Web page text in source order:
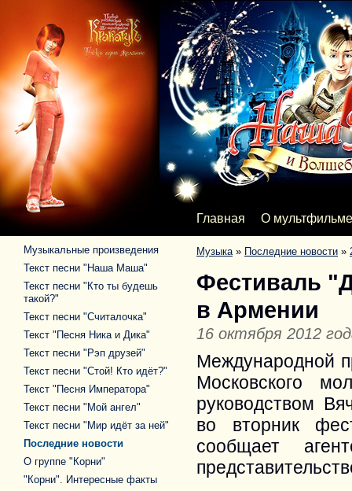
Главная О мультфильме
Музыка» Последние новости »
Фестиваль
в Армении
16 октября 2012
Международной
Московского
руководством
во вторник
сообщает
Музыкальные произведения
Текст песни "Наша Маша"
Текст песни "Кто ты будешь
такой?"
Текст песни "Считалочка"
Текст "Песня Ника и Дика"
Текст песни "Рэп друзей"
Текст песни "Стой! Кто идёт?"
Текст "Песня Императора"
Текст песни "Мой ангел"
Текст песни "Мир идёт за ней"
Последние новости
О группе "Корни"
"Корни". Интересные факты